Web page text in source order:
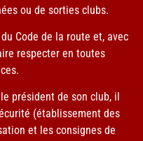
ou de sorties clubs.
Code de la route et, avec
respecter en toutes
président de son club, il
(établissement des
et les consignes de